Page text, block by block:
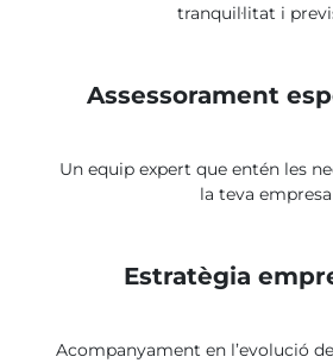
tranquil·litat i
Assessorament
Un equip expert que entén les
la teva empresa
Estratègia
Acompanyament en l’evolució